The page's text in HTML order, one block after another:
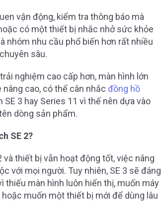
vận động, kiểm tra thông báo mà
có một thiết bị nhắc nhở sức khỏe
nhóm nhu cầu phổ biến hơn rất nhiều
sâu.
nghiệm cao cấp hơn, màn hình lớn
cao, có thể cân nhắc đồng hồ
SE 3 hay Series 11 vì thế nên dựa vào
dòng sản phẩm.
SE 2?
và thiết bị vẫn hoạt động tốt, việc nâng
với mọi người. Tuy nhiên, SE 3 sẽ đáng
thiếu màn hình luôn hiển thị, muốn máy
muốn một thiết bị mới để dùng lâu